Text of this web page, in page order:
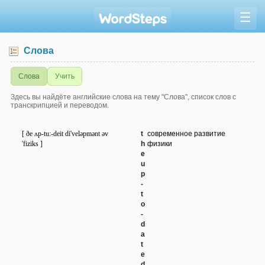
☰
Слова
Слова Учить
Здесь вы найдёте английские слова на тему "Слова", список слов с
транскрипцией и переводом.
t
h
e
u
p
-
t
o
-
d
a
t
e
[ ðe ʌp-tu:-deit di'veləpmənt əv
'fiziks ]
современное развитие
физики